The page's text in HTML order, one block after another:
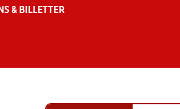
& BILLETTER